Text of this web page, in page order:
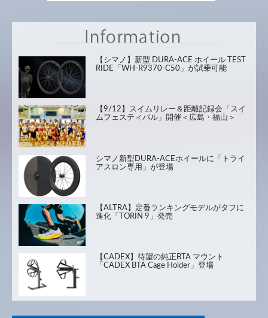
【シマノ】新型 DURA-ACE ホイール TEST
RIDE「WH-R9370-C50」が試乗可能
【9/12】スイムリレー＆距離記録会「スイ
ムフェスティバル」開催＜広島・福山＞
シマノ新型DURA-ACEホイールに「トライ
アスロン専用」が登場
【ALTRA】定番ランキングモデルがタフに
進化「TORIN 9」発売
【CADEX】待望の純正BTA マウント
「CADEX BTA Cage Holder」登場